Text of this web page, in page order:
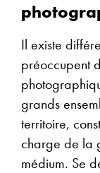
Il existe
préoccupent
grands
territoire,
charge de la
médium. Se